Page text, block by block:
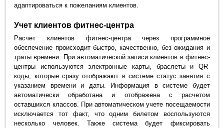
адаптироваться к пожеланиям клиентов.
Учет клиентов фитнес-центра
Расчет клиентов фитнес-центра через программное
обеспечение происходит быстро, качественно, без ожидания и
траты времени. При автоматической записи клиентов в фитнес-
центры используются электронные карты, браслеты и QR-
коды, которые сразу отображают в системе статус занятия с
указанием времени и даты. Информация в системе будет
автоматически обработана и отображена с расчетом
оставшихся классов. При автоматическом учете посещаемости
исключается тот факт, что одним билетом воспользуются
несколько человек. Также система будет фиксировать